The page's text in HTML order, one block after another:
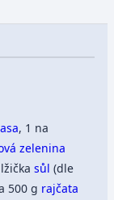
, 1 na
zelenina
lžičkasůl (dle
500 g rajčata